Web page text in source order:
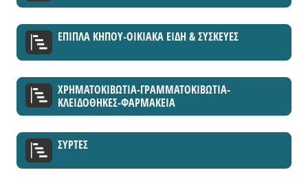
ΕΠΙΠΛΑ ΚΗΠΟΥ-ΟΙΚΙΑΚΑ ΕΙΔΗ & ΣΥΣΚΕΥΕΣ
ΧΡΗΜΑΤΟΚΙΒΩΤΙΑ-ΓΡΑΜΜΑΤΟΚΙΒΩΤΙΑ-
ΚΛΕΙΔΟΘΗΚΕΣ-ΦΑΡΜΑΚΕΙΑ
ΣΥΡΤΕΣ